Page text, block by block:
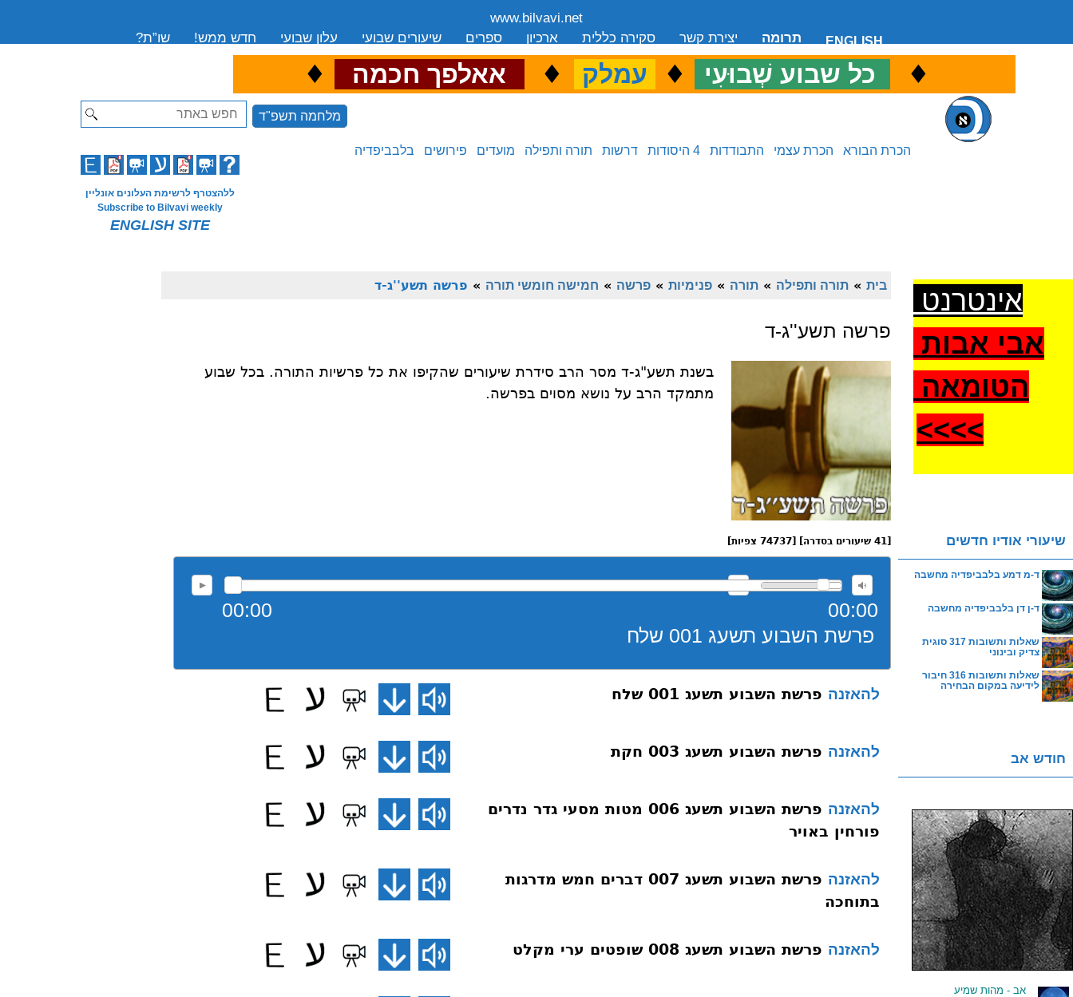
www.bilvavi.net
שו”ת?
חדש ממש! עלון שבועי שיעורים שבועי ספרים ארכיון סקירה כללית יצירת קשר תרומה ENGLISH
♦ כל שבוע שְׁבוּעִי ♦ עמלק ♦ אאלפך חכמה ♦
Search
מלחמה תשפ"ד
הכרת הבורא הכרת עצמי התבודדות 4 היסודות דרשות תורה ותפילה מועדים פירושים בלבביפדיה
ללהצטרף לרשימת העלונים אונליין
Subscribe to Bilvavi weekly
ENGLISH SITE
בית »תורה ותפילה »תורה »פנימיות »פרשה » חמישה חומשי תורה » פרשה תשע''ג-ד
פרשה תשע''ג-ד
בשנת תשע"ג-ד מסר הרב סידרת שיעורים שהקיפו את כל פרשיות התורה. בכל שבוע
מתמקד הרב על נושא מסוים בפרשה.
[41 שיעורים בסדרה] [74737 צפיות]
00:00
00:00
פרשת השבוע תשעג 001 שלח
להאזנה פרשת השבוע תשעג 001 שלח
להאזנה פרשת השבוע תשעג 003 חקת
להאזנה
פרשת השבוע תשעג 006 מטות מסעי גדר נדרים
פורחין באויר
להאזנה
פרשת השבוע תשעג 007 דברים חמש מדרגות
בתוחכה
להאזנה פרשת השבוע תשעג 008 שופטים ערי מקלט
אינטרנט
אבי אבות
הטומאה
>>>
>
שיעורי אודיו חדשים
ד-מ דמע בלבביפדיה מחשבה
ד-ן דן בלבביפדיה מחשבה
שאלות ותשובות 317 סוגית
צדיק ובינוני
שאלות ותשובות 316 חיבור
לידיעה במקום הבחירה
חודש אב
אב - מהות שמיע